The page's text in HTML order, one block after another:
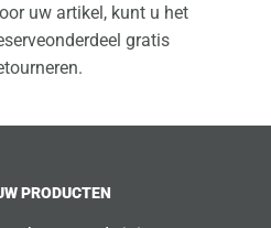
uw artikel, kunt u het
gratis
PRODUCTEN